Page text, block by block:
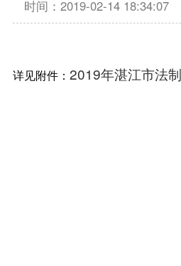
时间：2019-02-14 18:34:07
详见附件： 2019年湛江市法